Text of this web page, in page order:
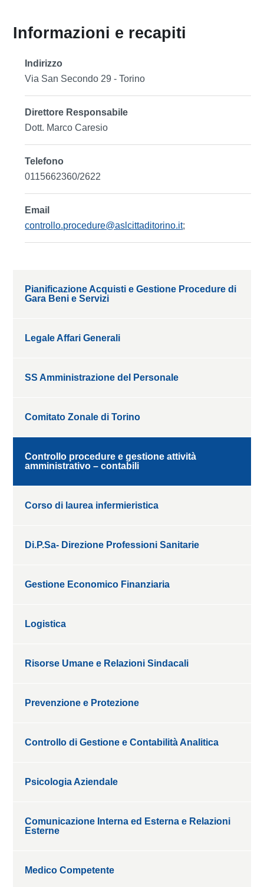
Informazioni e recapiti
Indirizzo
Via San Secondo 29 - Torino
Direttore Responsabile
Dott. Marco Caresio
Telefono
0115662360/2622
Email
controllo.procedure@aslcittaditorino.it;
Pianificazione Acquisti e Gestione Procedure di
Gara Beni e Servizi
Legale Affari Generali
SS Amministrazione del Personale
Comitato Zonale di Torino
Controllo procedure e gestione attività
amministrativo – contabili
Corso di laurea infermieristica
Di.P.Sa- Direzione Professioni Sanitarie
Gestione Economico Finanziaria
Logistica
Risorse Umane e Relazioni Sindacali
Prevenzione e Protezione
Controllo di Gestione e Contabilità Analitica
Psicologia Aziendale
Comunicazione Interna ed Esterna e Relazioni
Esterne
Medico Competente